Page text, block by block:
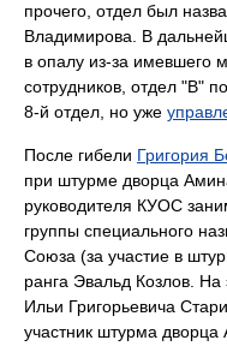
прочего, отдел был
Владимирова. В
в опалу из-за имевшего
сотрудников, отдел "В"
8-й отдел, но уже
После гибели Григория
при штурме дворца
руководителя КУОС
группы специального
Союза (за участие в
ранга Эвальд Козлов. На
Ильи Григорьевича
участник штурма